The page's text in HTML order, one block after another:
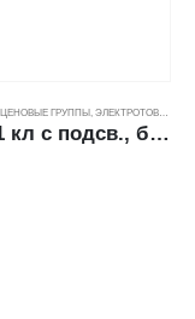
ЦЕНОВЫЕ ГРУППЫ , ЭЛЕКТРОТОВАРЫ
Выключатель МАКЕЛ Мимоза, 1 кл с подсв., белый (10А/250В)